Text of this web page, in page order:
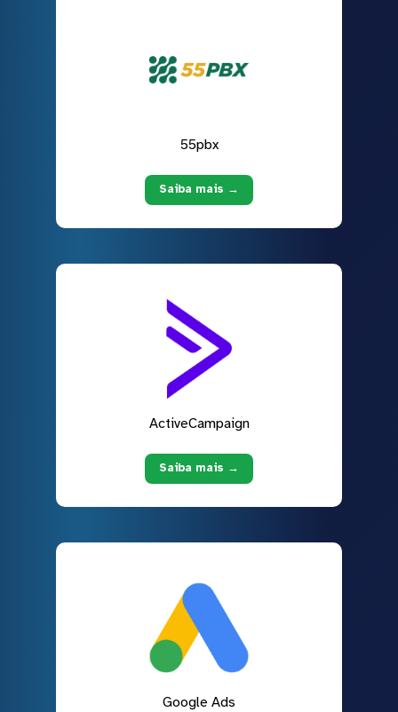
55pbx
Saiba mais →
ActiveCampaign
Saiba mais →
Google Ads